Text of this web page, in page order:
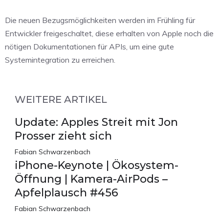
Die neuen Bezugsmöglichkeiten werden im Frühling für
Entwickler freigeschaltet, diese erhalten von Apple noch die
nötigen Dokumentationen für APIs, um eine gute
Systemintegration zu erreichen.
WEITERE ARTIKEL
Update: Apples Streit mit Jon
Prosser zieht sich
Fabian Schwarzenbach
iPhone-Keynote | Ökosystem-
Öffnung | Kamera-AirPods –
Apfelplausch #456
Fabian Schwarzenbach